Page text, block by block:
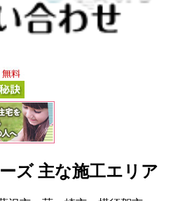
ズ 主な施工エリア